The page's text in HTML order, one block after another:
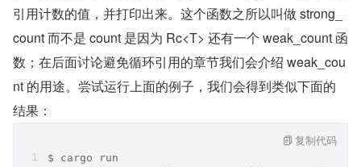
引用计数的值，并打印出来。这个函数之所以叫做 strong_
count 而不是 count 是因为 Rc<T> 还有一个 weak_count 函
数；在后面讨论避免循环引用的章节我们会介绍 weak_cou
nt 的用途。尝试运行上面的例子，我们会得到类似下面的
结果：
$ cargo run
复制代码